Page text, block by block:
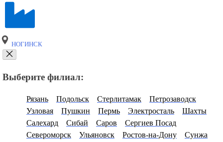
НОГИНСК
Выберите филиал:
Рязань Подольск Стерлитамак
Петрозаводск
Узловая
Пушкин Пермь Электросталь
Шахты
Салехард
Сибай Саров
Сергиев Посад
Североморск
Ульяновск Ростов-на-Дону
Сунжа